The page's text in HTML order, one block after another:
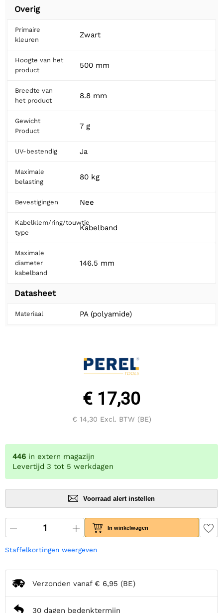
Overig
Primaire
kleuren
Zwart
Hoogte van het
product
500 mm
Breedte van
het product
8.8 mm
Gewicht
Product
7 g
UV-bestendig Ja
Maximale
belasting
80 kg
Bevestigingen Nee
Kabelklem/ring/touwtje
type
Kabelband
Maximale
diameter
kabelband
146.5 mm
Datasheet
Materiaal PA (polyamide)
€ 17,30
€ 14,30 Excl. BTW (BE)
446 in extern magazijn
Levertijd 3 tot 5 werkdagen
Voorraad alert instellen
In winkelwagen
Staffelkortingen weergeven
Verzonden vanaf € 6,95 (BE)
30 dagen bedenktermijn